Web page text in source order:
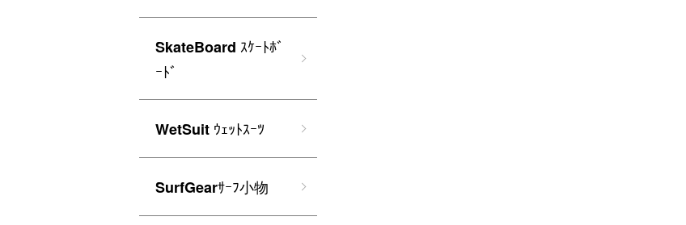
SkateBoard ｽｹｰﾄﾎﾞ
ｰﾄﾞ
WetSuit ｳｪｯﾄｽｰﾂ
SurfGearｻｰﾌ小物